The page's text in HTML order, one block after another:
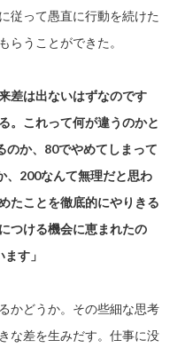
従って愚直に行動を続けた
らうことができた。
差は出ないはずなのです
。これって何が違うのかと
のか、80でやめてしまって
、200なんて無理だと思わ
たことを徹底的にやりきる
つける機会に恵まれたの
す」
かどうか。その些細な思考
な差を生みだす。仕事に没